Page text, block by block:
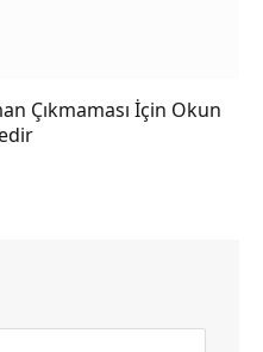
Çıkmaması İçin Okun